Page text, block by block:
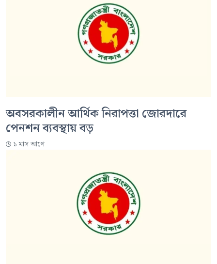
অবসরকালীন আর্থিক নিরাপত্তা জোরদারে
পেনশন ব্যবস্থায় বড়
১ মাস আগে